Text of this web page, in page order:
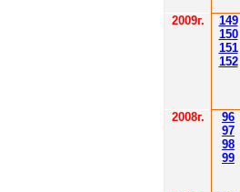
2009г.
149
150
151
152
2008г.
96
97
98
99